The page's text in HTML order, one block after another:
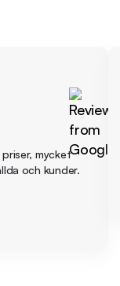
mycket
och kunder.